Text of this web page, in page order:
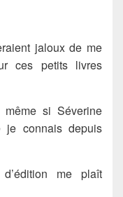
jaloux de me
ces petits livres
si Séverine
je connais depuis
me plaît